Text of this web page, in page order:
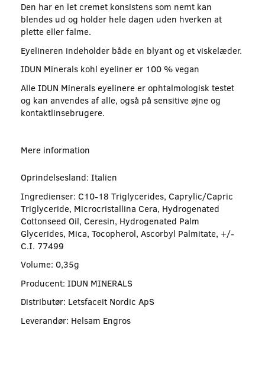
Den har en let cremet konsistens som nemt kan
blendes ud og holder hele dagen uden hverken at
plette eller falme.
Eyelineren indeholder både en blyant og et viskelæder.
IDUN Minerals kohl eyeliner er 100 % vegan
Alle IDUN Minerals eyelinere er ophtalmologisk testet
og kan anvendes af alle, også på sensitive øjne og
kontaktlinsebrugere.
Mere information
Oprindelsesland: Italien
Ingredienser: C10-18 Triglycerides, Caprylic/Capric
Triglyceride, Microcristallina Cera, Hydrogenated
Cottonseed Oil, Ceresin, Hydrogenated Palm
Glycerides, Mica, Tocopherol, Ascorbyl Palmitate, +/-
C.I. 77499
Volume: 0,35g
Producent: IDUN MINERALS
Distributør: Letsfaceit Nordic ApS
Leverandør: Helsam Engros